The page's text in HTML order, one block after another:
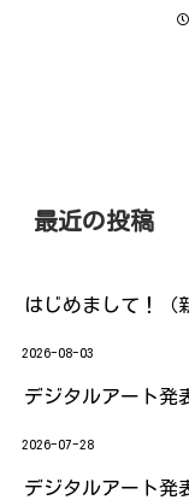
最近の投稿
はじめまして！（
2026-08-03
デジタルアート
2026-07-28
デジタルアート